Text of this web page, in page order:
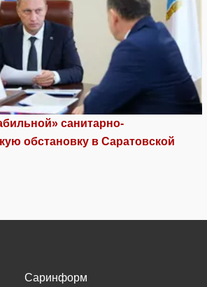
санитарно-
обстановку в Саратовской